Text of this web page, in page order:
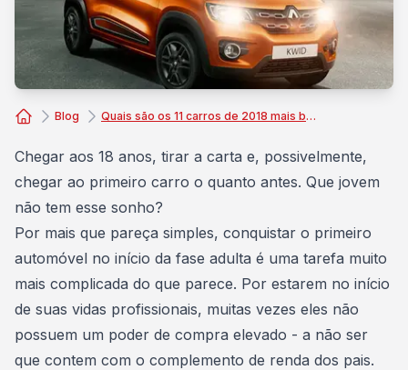
Blog Quais são os 11 carros de 2018 mais baratos do Brasil?
Chegar aos 18 anos, tirar a carta e, possivelmente,
chegar ao primeiro carro o quanto antes. Que jovem
não tem esse sonho?
Por mais que pareça simples, conquistar o primeiro
automóvel no início da fase adulta é uma tarefa muito
mais complicada do que parece. Por estarem no início
de suas vidas profissionais, muitas vezes eles não
possuem um poder de compra elevado - a não ser
que contem com o complemento de renda dos pais.